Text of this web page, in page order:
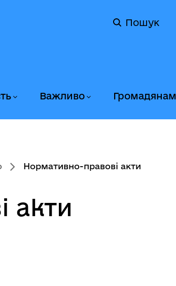
Пошук
Важливо Громадянам
Нормативно-правові акти
акти